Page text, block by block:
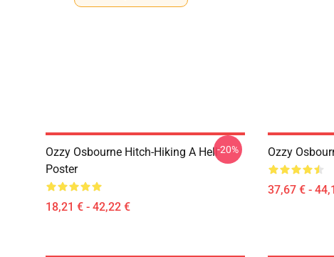
Ozzy Osbourne Hitch-Hiking A Hell
Poster
18,21 € - 42,22 €
-20% Ozzy
37,67 € -